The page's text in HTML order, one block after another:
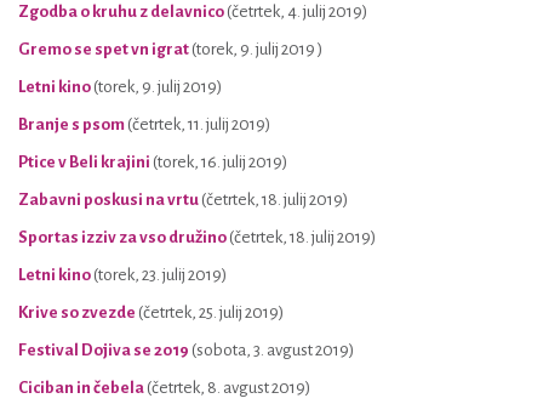
Zgodba o kruhu z delavnico (četrtek, 4. julij 2019)
Gremo se spet vn igrat (torek, 9. julij 2019 )
Letni kino (torek, 9. julij 2019)
Branje s psom (četrtek, 11. julij 2019)
Ptice v Beli krajini (torek, 16. julij 2019)
Zabavni poskusi na vrtu (četrtek, 18. julij 2019)
Sportas izziv za vso družino (četrtek, 18. julij 2019)
Letni kino (torek, 23. julij 2019)
Krive so zvezde (četrtek, 25. julij 2019)
Festival Dojiva se 2019 (sobota, 3. avgust 2019)
Ciciban in čebela (četrtek, 8. avgust 2019)